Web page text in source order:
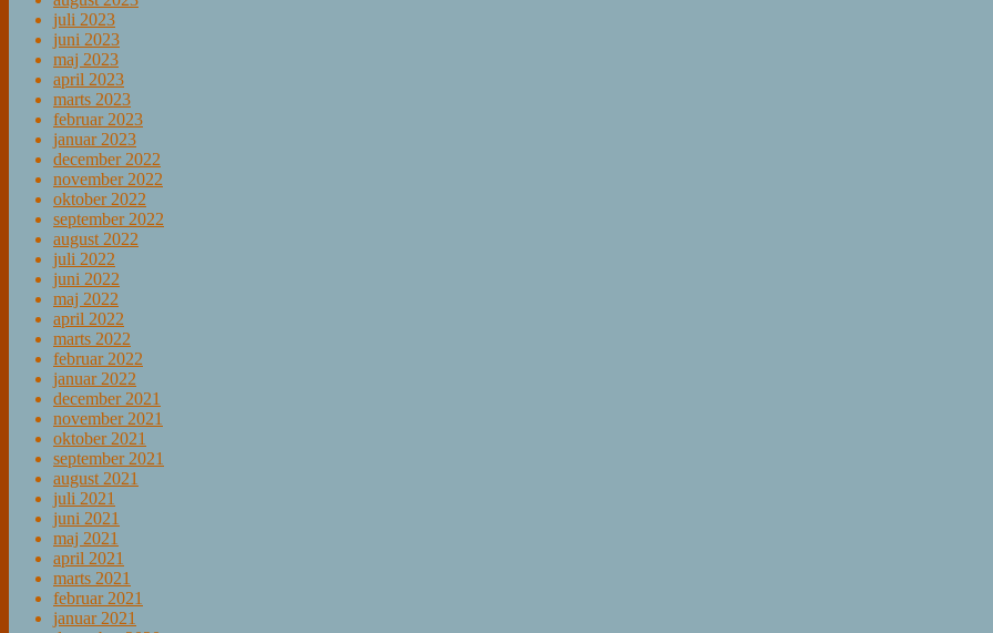
juli 2023
juni 2023
maj 2023
april 2023
marts 2023
februar 2023
januar 2023
december 2022
november 2022
oktober 2022
september 2022
august 2022
juli 2022
juni 2022
maj 2022
april 2022
marts 2022
februar 2022
januar 2022
december 2021
november 2021
oktober 2021
september 2021
august 2021
juli 2021
juni 2021
maj 2021
april 2021
marts 2021
februar 2021
januar 2021